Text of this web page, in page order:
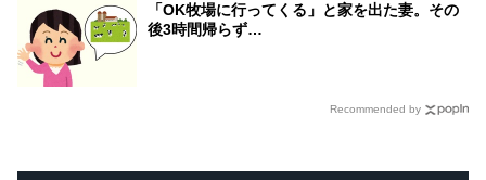
「OK牧場に行ってくる」と家を出た妻。その
後3時間帰らず…
Recommended by